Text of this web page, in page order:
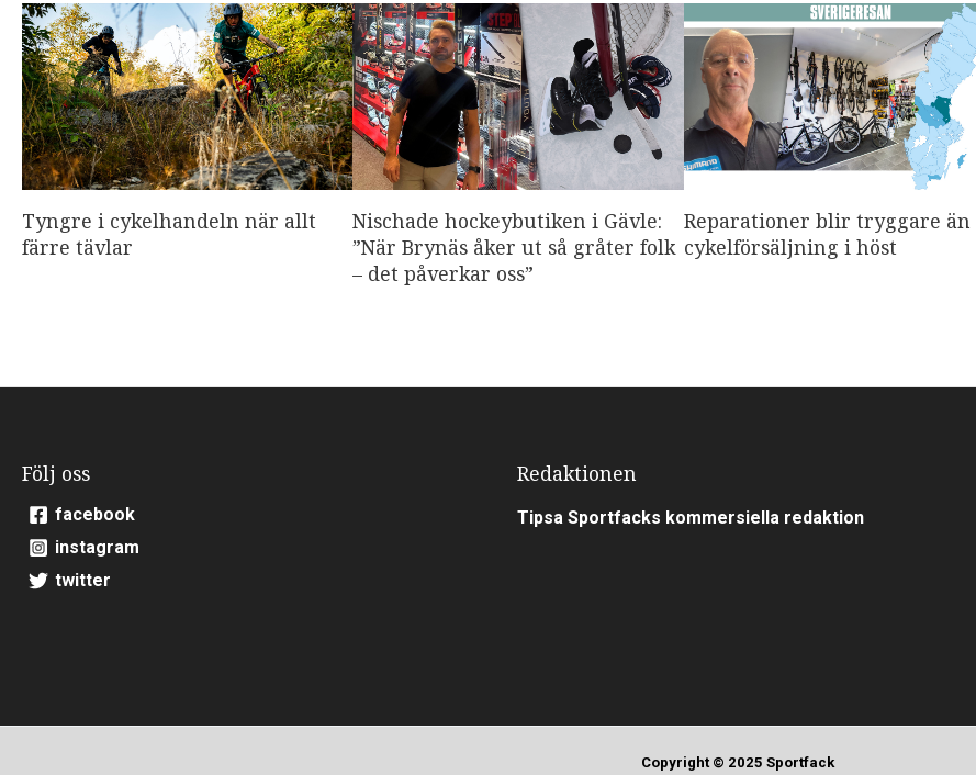
Tyngre i cykelhandeln när allt
färre tävlar
Nischade hockeybutiken i Gävle:
”När Brynäs åker ut så gråter folk
– det påverkar oss”
Reparationer blir tryggare än
cykelförsäljning i höst
Följ oss
facebook
instagram
twitter
Redaktionen
Tipsa Sportfacks kommersiella redaktion
Copyright © 2025 Sportfack